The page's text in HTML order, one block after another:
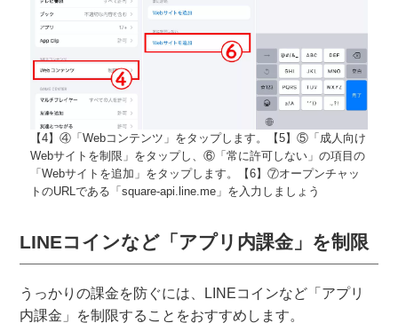
【4】④「Webコンテンツ」をタップします。【5】⑤「成人向け
Webサイトを制限」をタップし、⑥「常に許可しない」の項目の
「Webサイトを追加」をタップします。【6】⑦オープンチャッ
トのURLである「square-api.line.me」を入力しましょう
LINEコインなど「アプリ内課金」を制限
うっかりの課金を防ぐには、LINEコインなど「アプリ
内課金」を制限することをおすすめします。